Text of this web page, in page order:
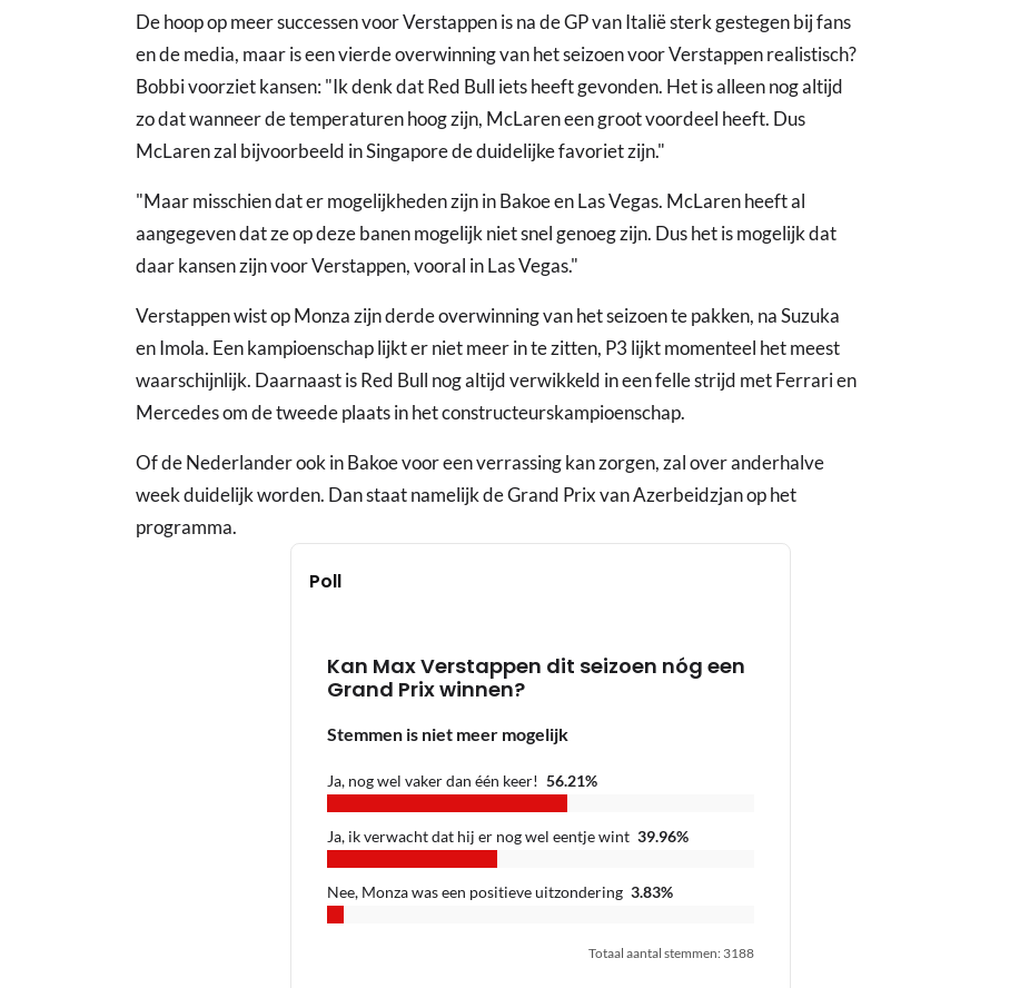
De hoop op meer successen voor Verstappen is na de GP van Italië sterk gestegen bij fans
en de media, maar is een vierde overwinning van het seizoen voor Verstappen realistisch?
Bobbi voorziet kansen: "Ik denk dat Red Bull iets heeft gevonden. Het is alleen nog altijd
zo dat wanneer de temperaturen hoog zijn, McLaren een groot voordeel heeft. Dus
McLaren zal bijvoorbeeld in Singapore de duidelijke favoriet zijn."
"Maar misschien dat er mogelijkheden zijn in Bakoe en Las Vegas. McLaren heeft al
aangegeven dat ze op deze banen mogelijk niet snel genoeg zijn. Dus het is mogelijk dat
daar kansen zijn voor Verstappen, vooral in Las Vegas."
Verstappen wist op Monza zijn derde overwinning van het seizoen te pakken, na Suzuka
en Imola. Een kampioenschap lijkt er niet meer in te zitten, P3 lijkt momenteel het meest
waarschijnlijk. Daarnaast is Red Bull nog altijd verwikkeld in een felle strijd met Ferrari en
Mercedes om de tweede plaats in het constructeurskampioenschap.
Of de Nederlander ook in Bakoe voor een verrassing kan zorgen, zal over anderhalve
week duidelijk worden. Dan staat namelijk de Grand Prix van Azerbeidzjan op het
programma.
Poll
Kan Max Verstappen dit seizoen nóg een
Grand Prix winnen?
Stemmen is niet meer mogelijk
Ja, nog wel vaker dan één keer! 56.21%
Ja, ik verwacht dat hij er nog wel eentje wint 39.96%
Nee, Monza was een positieve uitzondering 3.83%
Totaal aantal stemmen: 3188